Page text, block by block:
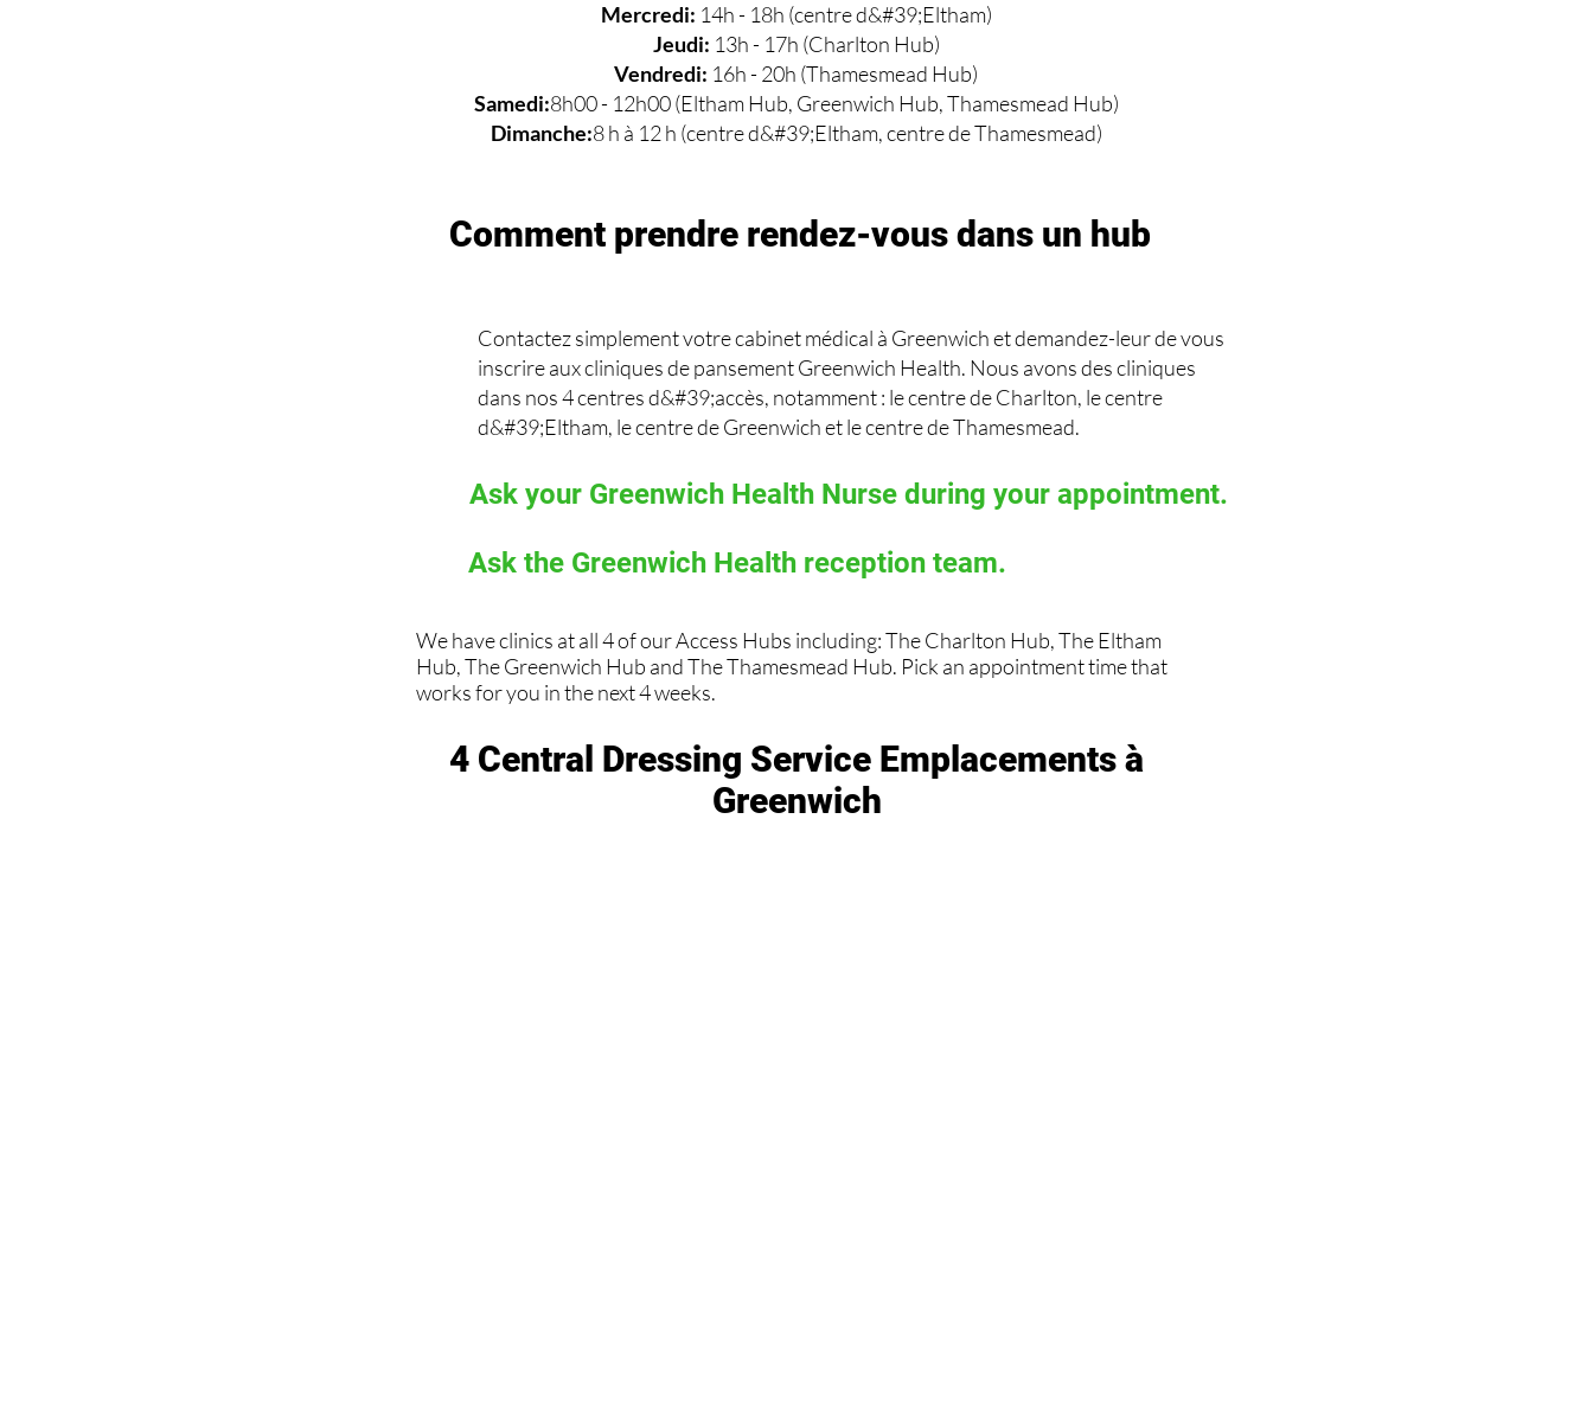
Mercredi: 14h - 18h (centre d&#39;Eltham)
Jeudi: 13h - 17h (Charlton Hub)
Vendredi: 16h - 20h (Thamesmead Hub)
Samedi:8h00 - 12h00 (Eltham Hub, Greenwich Hub, Thamesmead Hub)
Dimanche:8 h à 12 h (centre d&#39;Eltham, centre de Thamesmead)
Comment prendre rendez-vous dans un hub
Contactez simplement votre cabinet médical à Greenwich et demandez-leur de vous
inscrire aux cliniques de pansement Greenwich Health. Nous avons des cliniques
dans nos 4 centres d&#39;accès, notamment : le centre de Charlton, le centre
d&#39;Eltham, le centre de Greenwich et le centre de Thamesmead.
Ask your Greenwich Health Nurse during your appointment.
Ask the Greenwich Health reception team.
We have clinics at all 4 of our Access Hubs including: The Charlton Hub, The Eltham
Hub, The Greenwich Hub and The Thamesmead Hub. Pick an appointment time that
works for you in the next 4 weeks.
4 Central Dressing Service Emplacements à
Greenwich